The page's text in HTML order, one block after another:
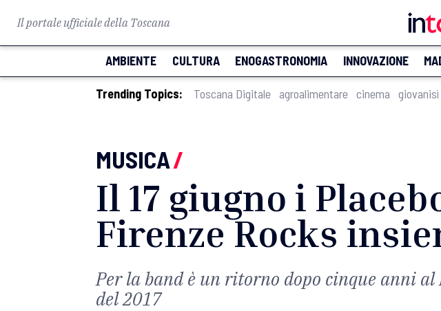
Il portale ufficiale della Toscana
AMBIENTE CULTURA ENOGASTRONOMIA INNOVAZIONE
Trending Topics: Toscana Digitale agroalimentare cinema giovanisì
MUSICA/
Il 17 giugno i
Firenze Rocks
Per la band è un ritorno dopo cinque anni
del 2017